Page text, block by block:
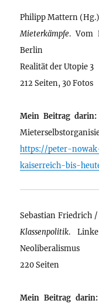
Philipp Mattern (Hg.)
Mieterkämpfe. Vom
Berlin
Realität der Utopie 3
212 Seiten, 30 Fotos
Mein Beitrag darin:
https://peter-
kaiserreich-bis-
Sebastian Friedrich
Klassenpolitik.
Neoliberalismus
220 Seiten
Mein Beitrag darin: